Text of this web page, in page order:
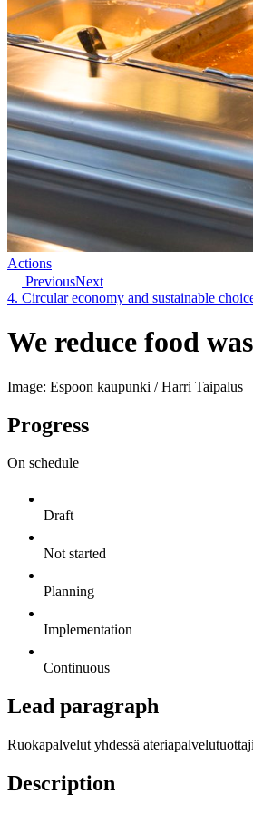
Actions
PreviousNext
4. Circular economy and sustainable
We reduce food
Image: Espoon kaupunki / Harri Taipalus
Progress
On schedule
Draft
Not started
Planning
Implementation
Continuous
Lead paragraph
Ruokapalvelut yhdessä
Description